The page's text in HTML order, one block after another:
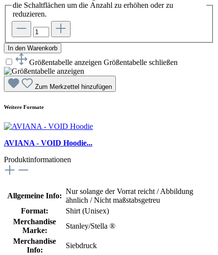
die Schaltflächen um die Anzahl zu erhöhen oder zu
reduzieren.
In den Warenkorb
Größentabelle anzeigen Größentabelle schließen
Zum Merkzettel hinzufügen
Weitere Formate
AVIANA - VOID Hoodie...
Produktinformationen
Allgemeine Info:
Nur solange der Vorrat reicht / Abbildung
ähnlich / Nicht maßstabsgetreu
Format:
Shirt (Unisex)
Merchandise
Marke:
Stanley/Stella ®
Merchandise
Info:
Siebdruck